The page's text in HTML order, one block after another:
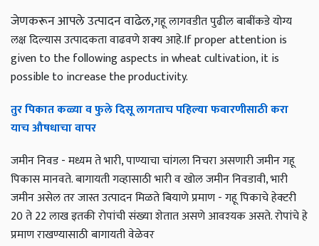
जेणकरून आपले उत्पादन वाढेल,गहू लागवडीत पुढील बाबींकडे योग्य
लक्ष दिल्यास उत्पादकता वाढवणे शक्‍य आहे.If proper attention is
given to the following aspects in wheat cultivation, it is
possible to increase the productivity.
तुर पिकात कळ्या व फुले दिसू लागताच पहिल्या फवारणीसाठी करा
याच औषधाचा वापर
जमीन निवड - मध्यम ते भारी, पाण्याचा चांगला निचरा असणारी जमीन गहू
पिकास मानवते. बागायती गव्हासाठी भारी व खोल जमीन निवडावी, भारी
जमीन असेल तर जास्त उत्पादन मिळतेबियाणे प्रमाण - गहू पिकाचे हेक्‍टरी
20 ते 22 लाख इतकी रोपांची संख्या शेतात असणे आवश्‍यक असते. रोपांचे हे
प्रमाण राखण्यासाठी बागायती वेळेवर